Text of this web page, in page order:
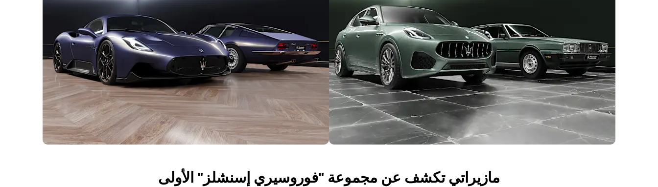
مازيراتي تكشف عن مجموعة "فوروسيري إسنشلز" الأولى